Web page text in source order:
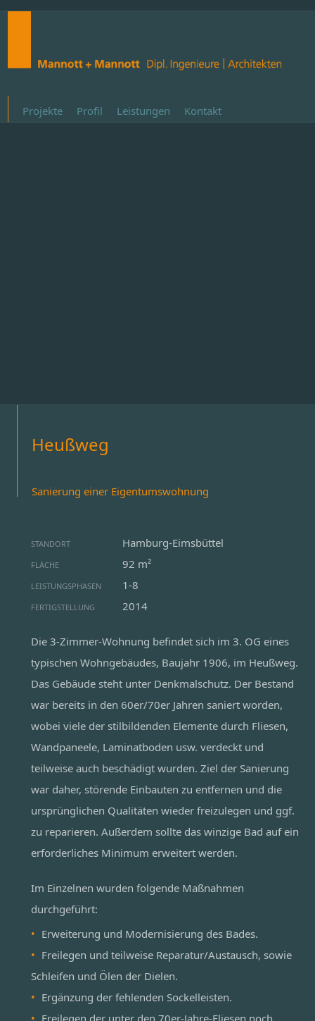
Projekte Profil Leistungen Kontakt
Heußweg
Sanierung einer Eigentumswohnung
STANDORT Hamburg-Eimsbüttel
FLÄCHE 92 m²
LEISTUNGSPHASEN 1-8
FERTIGSTELLUNG 2014
Die 3-Zimmer-Wohnung befindet sich im 3. OG eines
typischen Wohngebäudes, Baujahr 1906, im Heußweg.
Das Gebäude steht unter Denkmalschutz. Der Bestand
war bereits in den 60er/70er Jahren saniert worden,
wobei viele der stilbildenden Elemente durch Fliesen,
Wandpaneele, Laminatboden usw. verdeckt und
teilweise auch beschädigt wurden. Ziel der Sanierung
war daher, störende Einbauten zu entfernen und die
ursprünglichen Qualitäten wieder freizulegen und ggf.
zu reparieren. Außerdem sollte das winzige Bad auf ein
erforderliches Minimum erweitert werden.
Im Einzelnen wurden folgende Maßnahmen
durchgeführt:
Erweiterung und Modernisierung des Bades.
Freilegen und teilweise Reparatur/Austausch, sowie
Schleifen und Ölen der Dielen.
Ergänzung der fehlenden Sockelleisten.
Freilegen der unter den 70er-Jahre-Fliesen noch